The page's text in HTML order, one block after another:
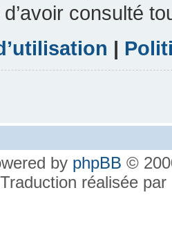
consulté
|
by phpBB ©
Traduction réalisée par